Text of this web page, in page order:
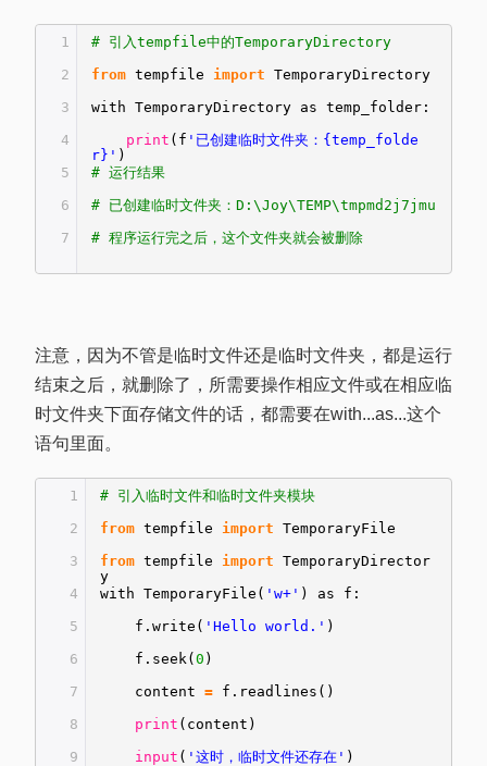
1
2
3
4
5
6
7
# 引入tempfile中的TemporaryDirectory
from tempfile import TemporaryDirectory
with TemporaryDirectory as temp_folder:
print (f '已创建临时文件夹：{temp_folde
r}' )
# 运行结果
# 已创建临时文件夹：D:\Joy\TEMP\tmpmd2j7jmu
# 程序运行完之后，这个文件夹就会被删除
注意，因为不管是临时文件还是临时文件夹，都是运行
结束之后，就删除了，所需要操作相应文件或在相应临
时文件夹下面存储文件的话，都需要在with...as...这个
语句里面。
1
2
3
4
5
6
7
8
9
# 引入临时文件和临时文件夹模块
from tempfile import TemporaryFile
from tempfile import TemporaryDirector
y
with TemporaryFile( 'w+' ) as f:
f.write( 'Hello world.' )
f.seek( 0 )
content = f.readlines()
print (content)
input ( '这时，临时文件还存在' )